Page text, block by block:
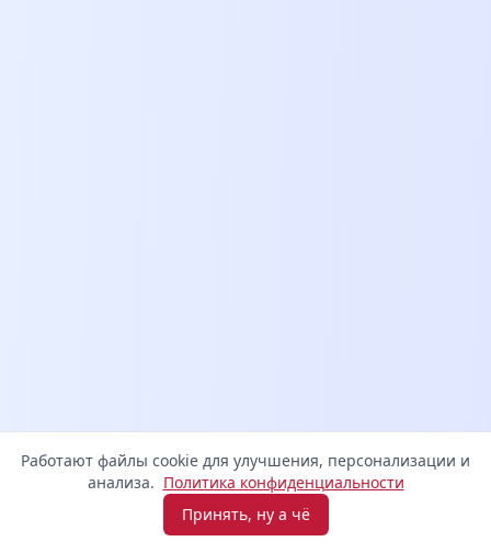
Взять микрозайм
Работают файлы cookie для улучшения, персонализации и
анализа. Политика конфиденциальности
Принять, ну а чё